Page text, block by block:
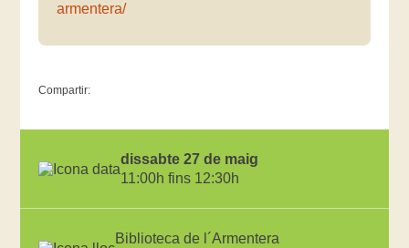
armentera/
Compartir:
dissabte 27 de maig
11:00h fins 12:30h
Biblioteca de l´Armentera